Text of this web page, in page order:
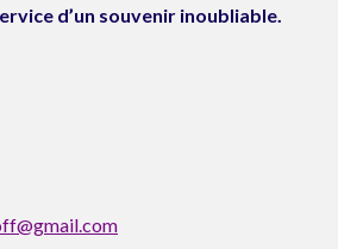
d’un souvenir inoubliable.